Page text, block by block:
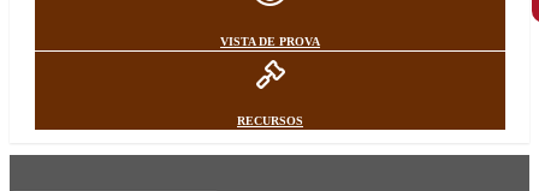
VISTA DE PROVA
RECURSOS